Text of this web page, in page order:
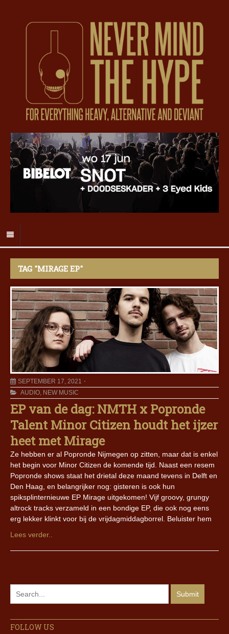
TAG "MIRAGE EP"
SEPTEMBER 17, 2021
AUDIO, NEW MUSIC
EP van de dag: NMTH x Popronde
Talent Minor Citizen houdt het ijzer
heet met Mirage
Ze hebben er al Popronde Nijmegen op zitten, maar dat is enkel
het begin voor Minor Citizen de komende tijd. Naast een resem
Popronde shows staat het drietal deze maand tevens in Delft en
Den Haag, en belangrijker nog: gisteren is ook hun
spiksplinternieuwe EP Mirage uitgekomen! Vijf groovy, grungy
altrock tracks verzameld in een bondige EP, die ook nog eens
erg lekker klinkt voor bij de vrijdagmiddagborrel. Beluister hem
Lees verder..
FOLLOW US